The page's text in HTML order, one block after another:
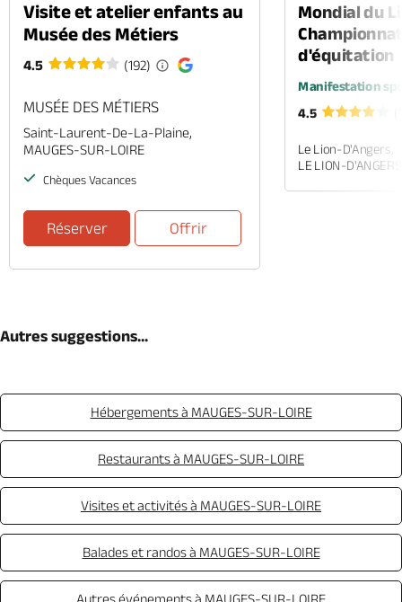
Visite et atelier enfants au
Musée des Métiers
4.5 (192)
MUSÉE DES MÉTIERS
Saint-Laurent-De-La-Plaine,
MAUGES-SUR-LOIRE
Chèques Vacances
Réserver Offrir
Mondial du
d'équitation
Manifestation
4.5
Le Lion-D'Angers,
LE LION-D'ANGERS
Autres suggestions...
Hébergements à MAUGES-SUR-LOIRE
Restaurants à MAUGES-SUR-LOIRE
Visites et activités à MAUGES-SUR-LOIRE
Balades et randos à MAUGES-SUR-LOIRE
Autres événements à MAUGES-SUR-LOIRE